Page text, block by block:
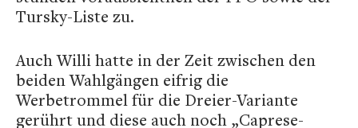
Tursky-Liste zu.
Auch Willi hatte in der Zeit zwischen den
beiden Wahlgängen eifrig die
Werbetrommel für die Dreier-Variante
gerührt und diese auch noch „Caprese-